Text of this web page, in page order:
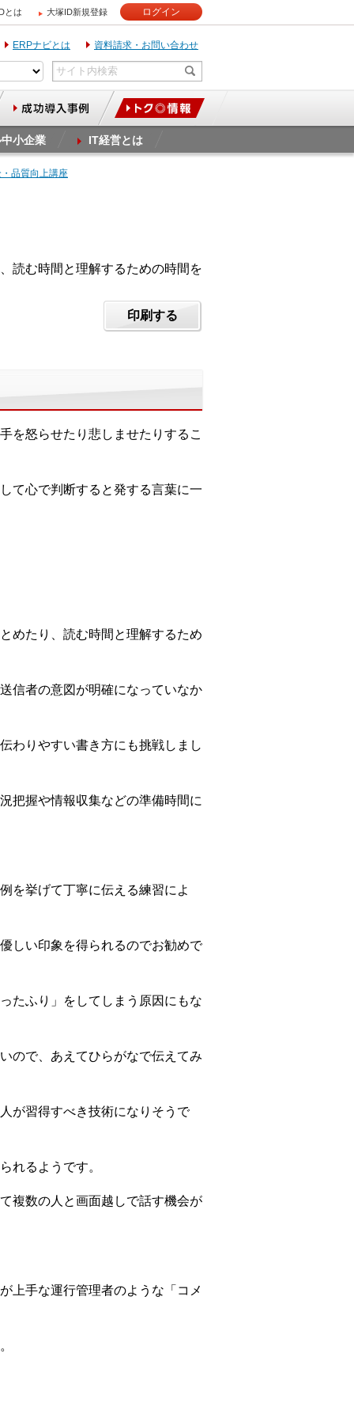
とは 大塚ID新規登録 ログイン
ERPナビとは 資料請求・お問い合わせ
小企業 IT経営とは
品質向上講座
読む時間と理解するための時間を
印刷する
を怒らせたり悲しませたりするこ
て心で判断すると発する言葉に一
めたり、読む時間と理解するため
信者の意図が明確になっていなか
わりやすい書き方にも挑戦しまし
把握や情報収集などの準備時間に
を挙げて丁寧に伝える練習によ
しい印象を得られるのでお勧めで
たふり」をしてしまう原因にもな
ので、あえてひらがなで伝えてみ
が習得すべき技術になりそうで
れるようです。
複数の人と画面越しで話す機会が
上手な運行管理者のような「コメ